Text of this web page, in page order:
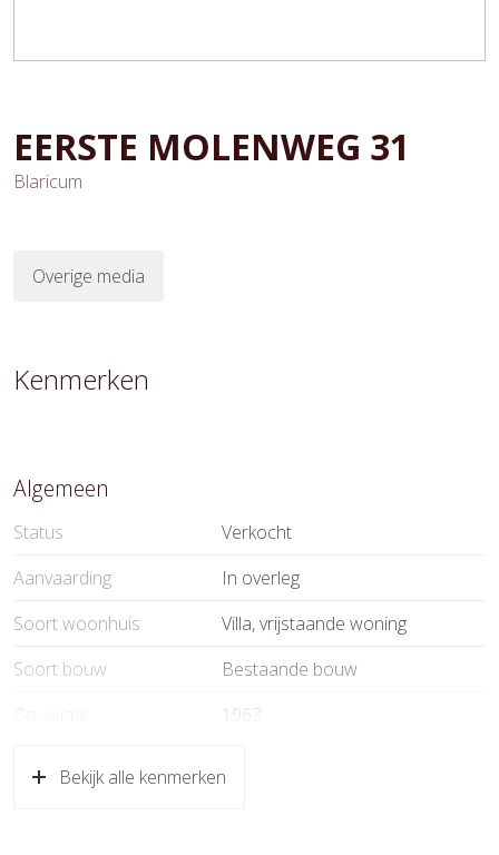
EERSTE MOLENWEG 31
Blaricum
Overige media
Kenmerken
Algemeen
Status
Verkocht
Aanvaarding
In overleg
Soort woonhuis
Villa, vrijstaande woning
Soort bouw
Bestaande bouw
1963
Bekijk alle kenmerken